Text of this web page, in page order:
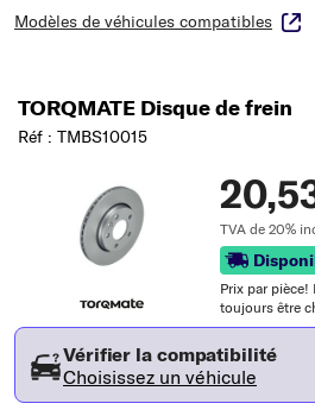
Modèles de véhicules compatibles
TORQMATE Disque de frein
Réf : TMBS10015
TVA de 20%
Prix ​​par
toujours être
Vérifier la compatibilité
Choisissez un véhicule